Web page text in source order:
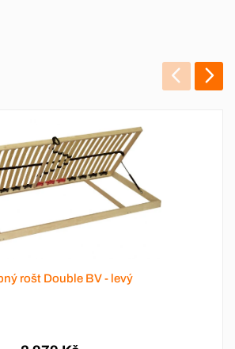
rošt Double BV - levý